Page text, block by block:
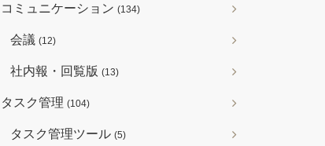
コミュニケーション (134)
会議 (12)
社内報・回覧版 (13)
タスク管理 (104)
タスク管理ツール (5)